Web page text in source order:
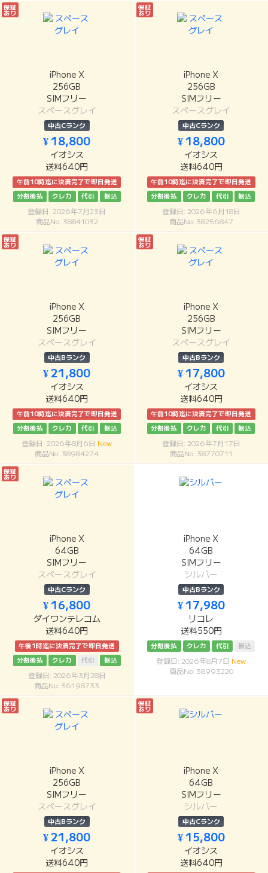
保証
あり
iPhone X
256GB
SIMフリー
スペースグレイ
中古Cランク
¥ 18,800
イオシス
送料640円
午前10時迄に決済完了で即日発送
分割後払
クレカ 代引 振込
登録日: 2026年7月23日
商品No: 38841032
保証
あり
iPhone X
256GB
SIMフリー
スペースグレイ
中古Cランク
¥ 18,800
イオシス
送料640円
午前10時迄に決済完了で即日発送
分割後払
クレカ 代引 振込
登録日: 2026年6月18日
商品No: 38256847
保証
あり
iPhone X
256GB
SIMフリー
スペースグレイ
中古Bランク
¥ 21,800
イオシス
送料640円
午前10時迄に決済完了で即日発送
分割後払
クレカ 代引 振込
登録日: 2026年8月6日 New
商品No: 38984274
保証
あり
iPhone X
256GB
SIMフリー
スペースグレイ
中古Bランク
¥ 17,800
イオシス
送料640円
午前10時迄に決済完了で即日発送
分割後払
クレカ 代引 振込
登録日: 2026年7月17日
商品No: 38770711
保証
あり
iPhone X
64GB
SIMフリー
スペースグレイ
中古Cランク
¥ 16,800
ダイワンテレコム
送料640円
午後1時迄に決済完了で即日発送
分割後払
クレカ 代引 振込
登録日: 2026年3月28日
商品No: 36198733
iPhone X
64GB
SIMフリー
シルバー
中古Bランク
¥ 17,980
リコレ
送料550円
分割後払 クレカ 代引 振込
登録日: 2026年8月7日 New
商品No: 38993220
保証
あり
iPhone X
256GB
SIMフリー
スペースグレイ
中古Bランク
¥ 21,800
イオシス
送料640円
保証
あり
iPhone X
64GB
SIMフリー
シルバー
中古Cランク
¥ 15,800
イオシス
送料640円